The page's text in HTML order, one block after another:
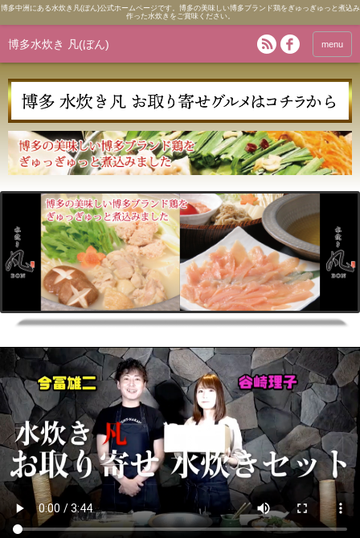
博多中洲にある水炊き凡(ぼん)公式ホームページです。博多の美味しい博多ブランド鶏をぎゅっぎゅっと煮込み
作った水炊きをご賞味ください。
博多水炊き 凡(ぼん) menu